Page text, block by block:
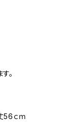
。
ｃｍ